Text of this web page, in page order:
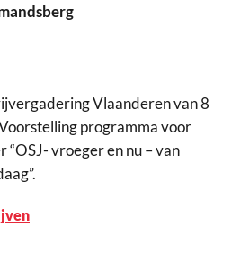
Vlaanderen van 8
programma voor
“OSJ- vroeger en nu – van